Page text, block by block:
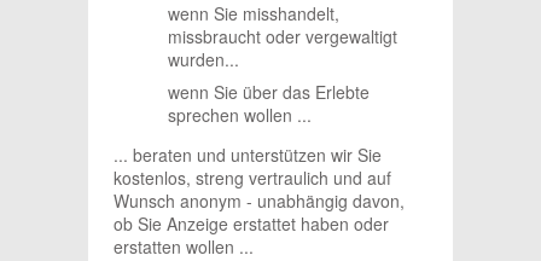
wenn Sie misshandelt,
missbraucht oder vergewaltigt
wurden...
wenn Sie über das Erlebte
sprechen wollen ...
... beraten und unterstützen wir Sie
kostenlos, streng vertraulich und auf
Wunsch anonym - unabhängig davon,
ob Sie Anzeige erstattet haben oder
erstatten wollen ...